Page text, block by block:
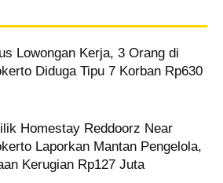
Lowongan Kerja, 3 Orang di
Diduga Tipu 7 Korban Rp630
Homestay Reddoorz Near
Laporkan Mantan Pengelola,
Kerugian Rp127 Juta